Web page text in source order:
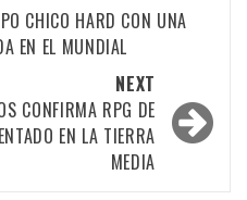
CHICO HARD CON UNA
EN EL MUNDIAL
NEXT
CONFIRMA RPG DE
EN LA TIERRA
MEDIA